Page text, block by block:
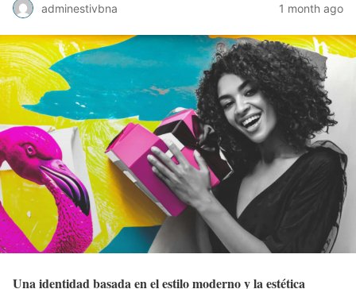
adminestivbna 1 month ago
Una identidad basada en el estilo moderno y la estética